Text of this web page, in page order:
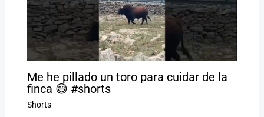
Me he pillado un toro para cuidar de la
finca 😅 #shorts
Shorts